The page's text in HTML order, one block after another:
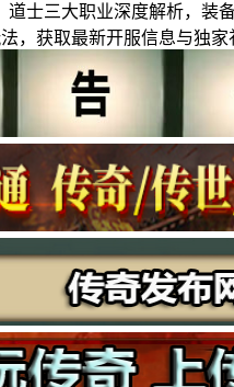
士三大职业深度解析，
，获取最新开服信息与独